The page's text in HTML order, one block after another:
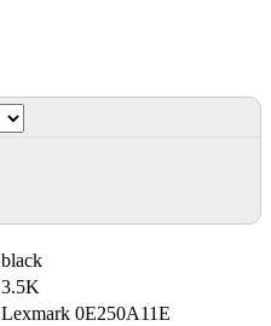
black
3.5K
Lexmark 0E250A11E